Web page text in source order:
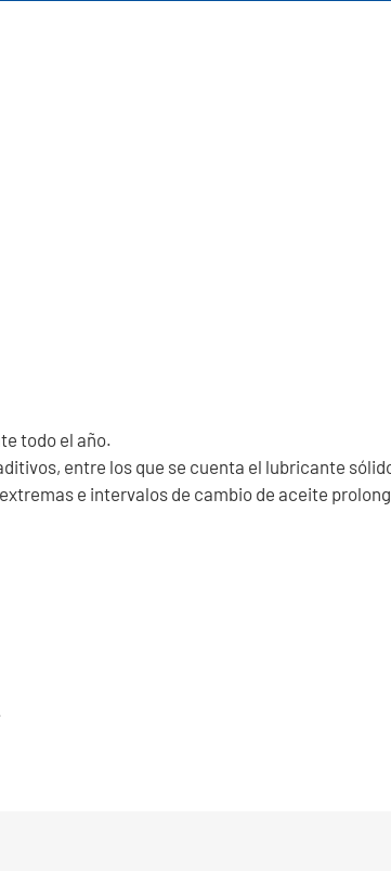
todo el año.
entre los que se cuenta el lubricante
e intervalos de cambio de aceite